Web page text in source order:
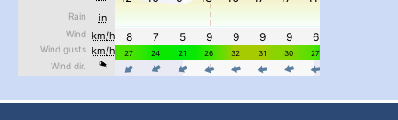
pimrec_project